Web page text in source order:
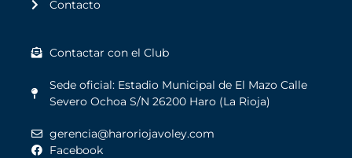
Contacto
Contactar con el Club
Sede oficial: Estadio Municipal de El Mazo Calle
Severo Ochoa S/N 26200 Haro (La Rioja)
gerencia@haroriojavoley.com
Facebook